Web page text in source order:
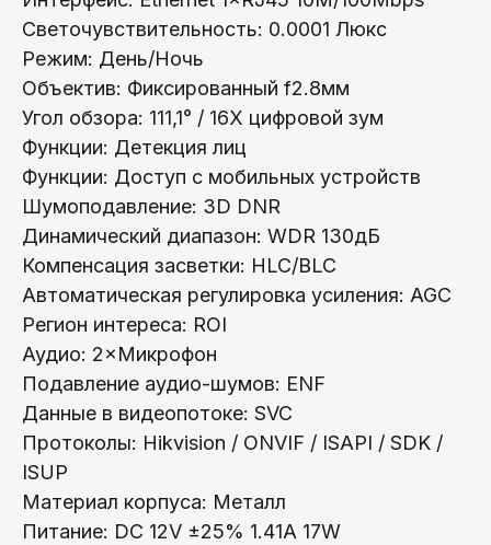
Светочувствительность: 0.0001 Люкс
Режим: День/Ночь
Oбъектив: Фиксированный f2.8мм
Угoл обзора: 111,1° / 16X цифровой зум
Функции: Детекция лиц
Функции: Доступ с мобильных устройств
Шумоподавление: 3D DNR
Динамический диапазон: WDR 130дБ
Компенсация засветки: HLC/BLC
Автоматическая регулировка усиления: AGC
Регион интереса: ROI
Аудио: 2×Микрофон
Подавление аудио-шумов: ENF
Данные в видеопотоке: SVC
Протоколы: Hikvision / ONVIF / ISAPI / SDK /
ISUP
Материал корпуса: Металл
Питание: DC 12V ±25% 1.41A 17W
info@lokt.by
Сетевое оборудование
Интерактивные панели
Видеодомофоны
Системы контроля доступа
Носители информации
Видеонаблюдение
+375 (29) 111-66-33
Почта: